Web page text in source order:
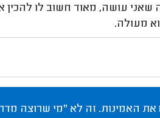
עושה, מאוד חשוב לו להכין
מעולה.
את האמינות. זה לא "מי שרוצה